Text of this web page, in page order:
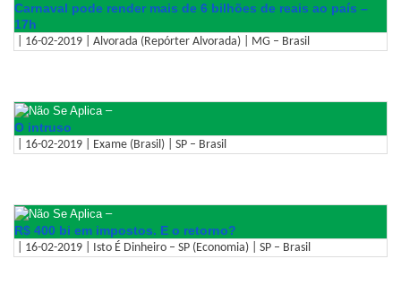
Carnaval pode render mais de 6 bilhões de reais ao país –
17h
| 16-02-2019 | Alvorada (Repórter Alvorada) | MG – Brasil
–
O intruso
| 16-02-2019 | Exame (Brasil) | SP – Brasil
–
R$ 400 bi em impostos. E o retorno?
| 16-02-2019 | Isto É Dinheiro – SP (Economia) | SP – Brasil